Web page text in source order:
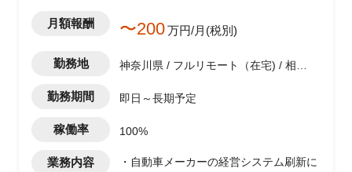
月額報酬 〜200万円/月(税別)
勤務地
神奈川県 / フルリモート（在宅) / 相模
勤務期間 即日～長期予定
稼働率 100%
業務内容
・自動車メーカーの経営システム刷新に